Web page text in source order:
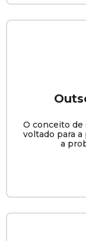
O conceito de
voltado para
a